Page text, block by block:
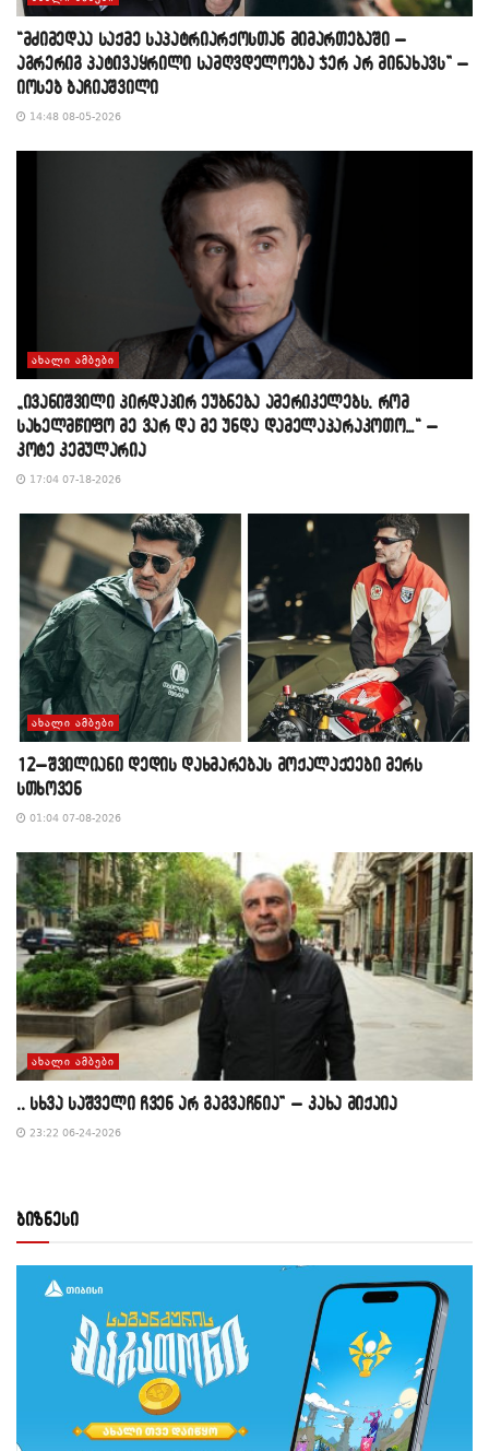
“მძიმედაა საქმე საპატრიარქოსთან მიმართებაში –
აგრერიგ პატივაყრილი სამღვდელოება ჯერ არ მინახავს” –
იოსებ ბაჩიაშვილი
14:48 08-05-2026
ᲐᲮᲐᲚᲘ ᲐᲛᲑᲔᲑᲘ
„ივანიშვილი პირდაპირ ეუბნება ამერიკელებს, რომ
სახელმწიფო მე ვარ და მე უნდა დამელაპარაკოთო…“ –
კოტე კემულარია
17:04 07-18-2026
ᲐᲮᲐᲚᲘ ᲐᲛᲑᲔᲑᲘ
12–შვილიანი დედის დახმარებას მოქალაქეები მერს
სთხოვენ
01:04 07-08-2026
ᲐᲮᲐᲚᲘ ᲐᲛᲑᲔᲑᲘ
,, სხვა საშველი ჩვენ არ გაგვაჩნია” – კახა მიქაია
23:22 06-24-2026
ბიზნესი